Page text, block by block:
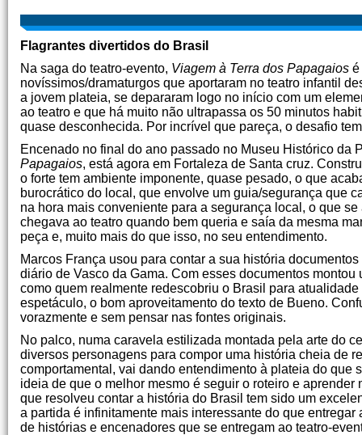
Flagrantes divertidos do Brasil
Na saga do teatro-evento, Viagem à Terra dos Papagaios é
novíssimos/dramaturgos que aportaram no teatro infantil
a jovem plateia, se depararam logo no início com um
ao teatro e que há muito não ultrapassa os 50 minutos
quase desconhecida. Por incrível que pareça, o desafio
Encenado no final do ano passado no Museu Histórico da
Papagaios, está agora em Fortaleza de Santa cruz.
o forte tem ambiente imponente, quase pesado, o que
burocrático do local, que envolve um guia/segurança que
na hora mais conveniente para a segurança local, o que
chegava ao teatro quando bem queria e saía da mesma
peça e, muito mais do que isso, no seu entendimento.
Marcos França usou para contar a sua história
diário de Vasco da Gama. Com esses documentos
como quem realmente redescobriu o Brasil para
espetáculo, o bom aproveitamento do texto de Bueno.
vorazmente e sem pensar nas fontes originais.
No palco, numa caravela estilizada montada pela arte do
diversos personagens para compor uma história cheia de
comportamental, vai dando entendimento à plateia do que
ideia de que o melhor mesmo é seguir o roteiro e
que resolveu contar a história do Brasil tem sido um
a partida é infinitamente mais interessante do que
de histórias e encenadores que se entregam ao teatro-